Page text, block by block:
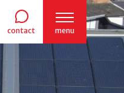
contact menu